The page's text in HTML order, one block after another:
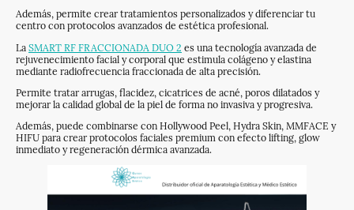
Además, permite crear tratamientos personalizados y diferenciar tu
centro con protocolos avanzados de estética profesional.
La SMART RF FRACCIONADA DUO 2 es una tecnología avanzada de
rejuvenecimiento facial y corporal que estimula colágeno y elastina
mediante radiofrecuencia fraccionada de alta precisión.
Permite tratar arrugas, flacidez, cicatrices de acné, poros dilatados y
mejorar la calidad global de la piel de forma no invasiva y progresiva.
Además, puede combinarse con Hollywood Peel, Hydra Skin, MMFACE y
HIFU para crear protocolos faciales premium con efecto lifting, glow
inmediato y regeneración dérmica avanzada.